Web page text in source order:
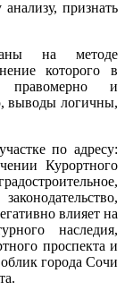
признать
на методе
которого в
правомерно и
выводы логичны,
по адресу:
Курортного
влияет на
наследия,
проспекта и
города Сочи